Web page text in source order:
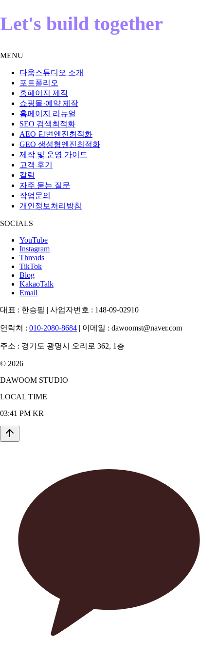
Let's build together
MENU
다움스튜디오 소개
포트폴리오
홈페이지 제작
쇼핑몰·예약 제작
홈페이지 리뉴얼
SEO 검색최적화
AEO 답변엔진최적화
GEO 생성형엔진최적화
제작 및 운영 가이드
고객 후기
칼럼
자주 묻는 질문
작업문의
개인정보처리방침
SOCIALS
YouTube
Instagram
Threads
TikTok
Blog
KakaoTalk
Email
대표 : 한승필 | 사업자번호 : 148-09-02910
연락처 : 010-2080-8684 | 이메일 : dawoomst@naver.com
주소 : 경기도 광명시 오리로 362, 1층
© 2026
DAWOOM STUDIO
LOCAL TIME
03:41 PM KR